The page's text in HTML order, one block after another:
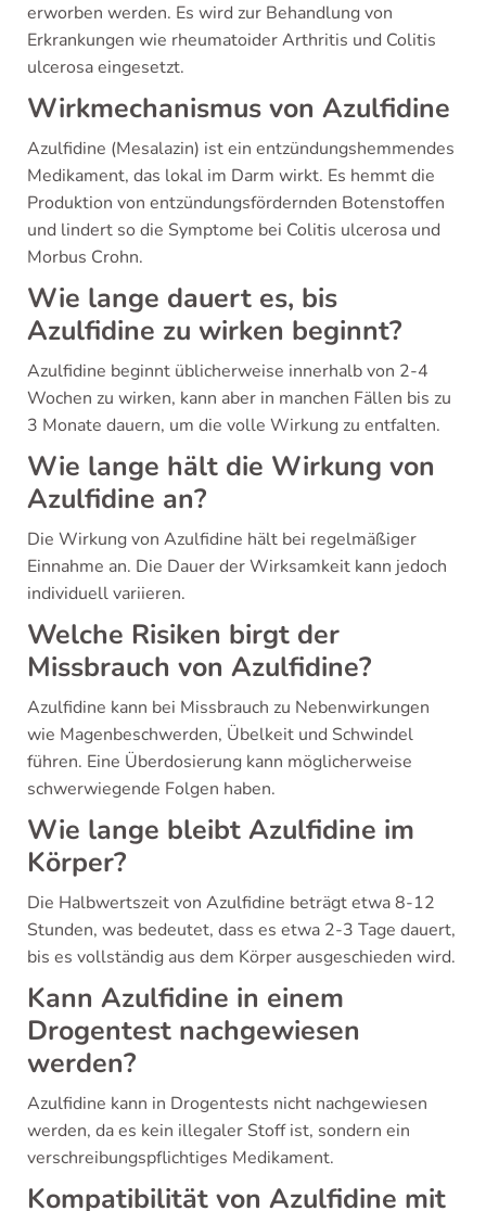
erworben werden. Es wird zur Behandlung von
Erkrankungen wie rheumatoider Arthritis und Colitis
ulcerosa eingesetzt.
Wirkmechanismus von Azulfidine
Azulfidine (Mesalazin) ist ein entzündungshemmendes
Medikament, das lokal im Darm wirkt. Es hemmt die
Produktion von entzündungsfördernden Botenstoffen
und lindert so die Symptome bei Colitis ulcerosa und
Morbus Crohn.
Wie lange dauert es, bis
Azulfidine zu wirken beginnt?
Azulfidine beginnt üblicherweise innerhalb von 2-4
Wochen zu wirken, kann aber in manchen Fällen bis zu
3 Monate dauern, um die volle Wirkung zu entfalten.
Wie lange hält die Wirkung von
Azulfidine an?
Die Wirkung von Azulfidine hält bei regelmäßiger
Einnahme an. Die Dauer der Wirksamkeit kann jedoch
individuell variieren.
Welche Risiken birgt der
Missbrauch von Azulfidine?
Azulfidine kann bei Missbrauch zu Nebenwirkungen
wie Magenbeschwerden, Übelkeit und Schwindel
führen. Eine Überdosierung kann möglicherweise
schwerwiegende Folgen haben.
Wie lange bleibt Azulfidine im
Körper?
Die Halbwertszeit von Azulfidine beträgt etwa 8-12
Stunden, was bedeutet, dass es etwa 2-3 Tage dauert,
bis es vollständig aus dem Körper ausgeschieden wird.
Kann Azulfidine in einem
Drogentest nachgewiesen
werden?
Azulfidine kann in Drogentests nicht nachgewiesen
werden, da es kein illegaler Stoff ist, sondern ein
verschreibungspflichtiges Medikament.
Kompatibilität von Azulfidine mit